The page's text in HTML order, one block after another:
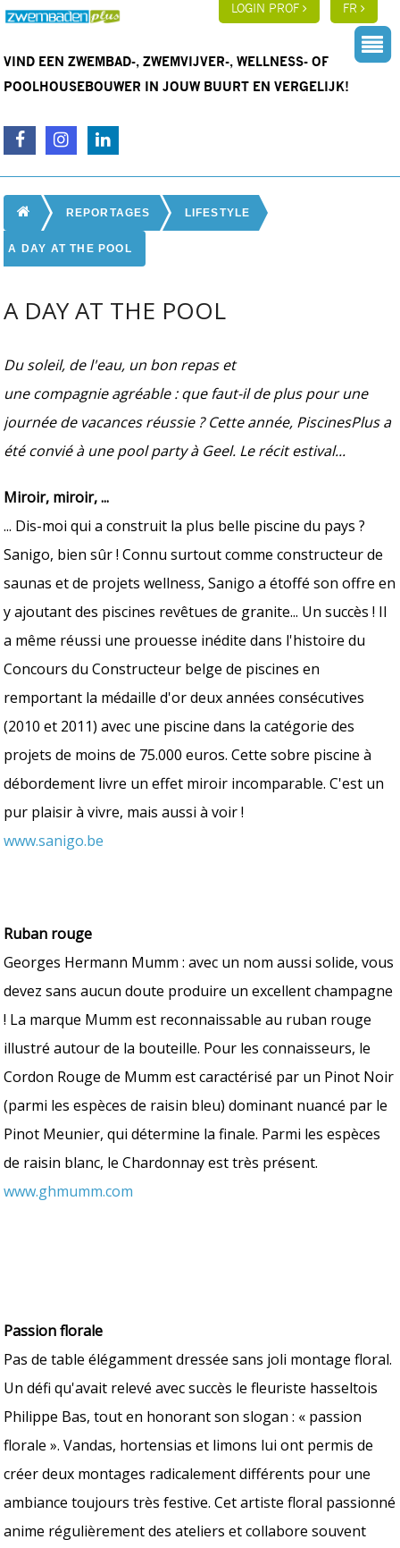
LOGIN PROF FR
VIND EEN ZWEMBAD-, ZWEMVIJVER-, WELLNESS- OF
POOLHOUSEBOUWER IN JOUW BUURT EN VERGELIJK!
REPORTAGES LIFESTYLE
A DAY AT THE POOL
A DAY AT THE POOL
Du soleil, de l'eau, un bon repas et
une compagnie agréable : que faut-il de plus pour une
journée de vacances réussie ? Cette année, PiscinesPlus a
été convié à une pool party à Geel. Le récit estival...
Miroir, miroir, ...
... Dis-moi qui a construit la plus belle piscine du pays ?
Sanigo, bien sûr ! Connu surtout comme constructeur de
saunas et de projets wellness, Sanigo a étoffé son offre en
y ajoutant des piscines revêtues de granite... Un succès ! Il
a même réussi une prouesse inédite dans l'histoire du
Concours du Constructeur belge de piscines en
remportant la médaille d'or deux années consécutives
(2010 et 2011) avec une piscine dans la catégorie des
projets de moins de 75.000 euros. Cette sobre piscine à
débordement livre un effet miroir incomparable. C'est un
pur plaisir à vivre, mais aussi à voir !
www.sanigo.be
Ruban rouge
Georges Hermann Mumm : avec un nom aussi solide, vous
devez sans aucun doute produire un excellent champagne
! La marque Mumm est reconnaissable au ruban rouge
illustré autour de la bouteille. Pour les connaisseurs, le
Cordon Rouge de Mumm est caractérisé par un Pinot Noir
(parmi les espèces de raisin bleu) dominant nuancé par le
Pinot Meunier, qui détermine la finale. Parmi les espèces
de raisin blanc, le Chardonnay est très présent.
www.ghmumm.com
Passion florale
Pas de table élégamment dressée sans joli montage floral.
Un défi qu'avait relevé avec succès le fleuriste hasseltois
Philippe Bas, tout en honorant son slogan : « passion
florale ». Vandas, hortensias et limons lui ont permis de
créer deux montages radicalement différents pour une
ambiance toujours très festive. Cet artiste floral passionné
anime régulièrement des ateliers et collabore souvent